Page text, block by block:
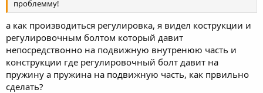
проблемму!
а как производиться регулировка, я видел кострукции и
регулировочным болтом который давит
непосредствонно на подвижную внутренюю часть и
конструкции где регулировочный болт давит на
пружину а пружина на подвижную часть, как првильно
сделать?